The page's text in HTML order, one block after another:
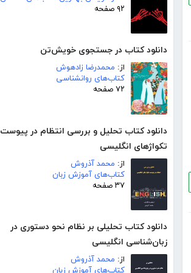
۹۲ صفحه
دانلود کتاب در جستجوی خویش‌تن
از: محمدرضا زادهوش
کتاب‌های روانشناسی
۷۲ صفحه
دانلود کتاب تحلیل و بررسی انتظام در پیوست
تکواژهای انگلیسی
از: محمد آذروش
کتاب‌های آموزش زبان
۳۷ صفحه
دانلود کتاب تحلیلی بر نظام نحو دستوری در
زبان‌شناسی انگلیسی
از: محمد آذروش
کتاب‌های آموزش زبان